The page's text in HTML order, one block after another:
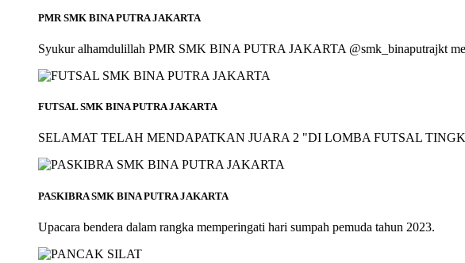
PMR SMK BINA PUTRA JAKARTA
Syukur alhamdulillah PMR SMK BINA PUTRA JAKARTA @smk_binaputrajkt
FUTSAL SMK BINA PUTRA JAKARTA
SELAMAT TELAH MENDAPATKAN JUARA 2 "DI LOMBA FUTSAL
PASKIBRA SMK BINA PUTRA JAKARTA
Upacara bendera dalam rangka memperingati hari sumpah pemuda tahun 2023.